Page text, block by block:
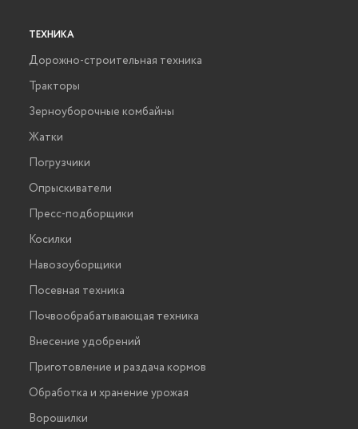
ТЕХНИКА
Дорожно-строительная техника
Тракторы
Зерноуборочные комбайны
Жатки
Погрузчики
Опрыскиватели
Пресс-подборщики
Косилки
Навозоуборщики
Посевная техника
Почвообрабатывающая техника
Внесение удобрений
Приготовление и раздача кормов
Обработка и хранение урожая
Ворошилки